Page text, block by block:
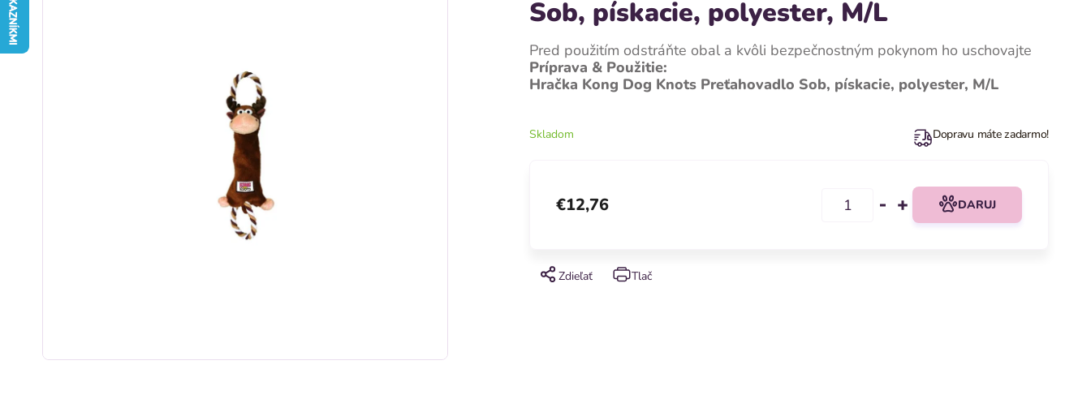
Sob, pískacie, polyester, M/L
Hračka Kong Dog Knots Preťahovadlo Sob, pískacie, polyester, M/L
Príprava & Použitie:
Pred použitím odstráňte obal a kvôli bezpečnostným pokynom ho uschovajte
Tlač
Zdieľať
Skladom Dopravu máte zadarmo!
€12,76 DARUJ